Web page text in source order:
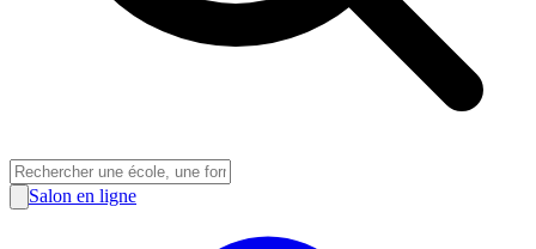
Salon en ligne